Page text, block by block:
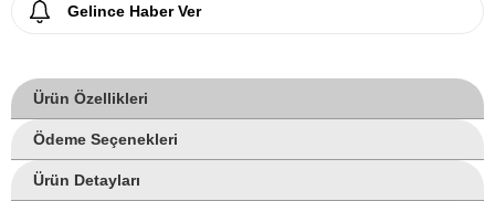
Gelince Haber Ver
Ürün Özellikleri
Ödeme Seçenekleri
Ürün Detayları